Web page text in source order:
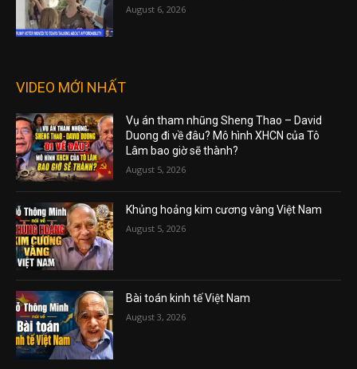
August 6, 2026
VIDEO MỚI NHẤT
Vụ án tham nhũng Sheng Thao – David
Duong đi về đâu? Mô hình XHCN của Tô
Lâm bao giờ sẽ thành?
August 5, 2026
Khủng hoảng kim cương vàng Việt Nam
August 5, 2026
Bài toán kinh tế Việt Nam
August 3, 2026